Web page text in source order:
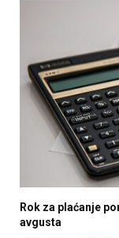
Rok za plaćanje
avgusta